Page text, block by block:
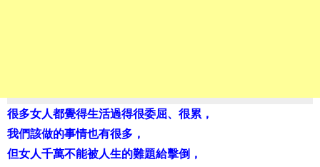
很多女人都覺得生活過得很委屈、很累，
我們該做的事情也有很多，
但女人千萬不能被人生的難題給擊倒，